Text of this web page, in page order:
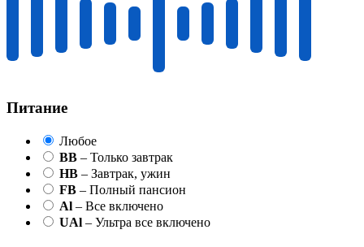
Питание
Любое
BB – Только завтрак
HB – Завтрак, ужин
FB – Полный пансион
Al – Все включено
UAl – Ультра все включено